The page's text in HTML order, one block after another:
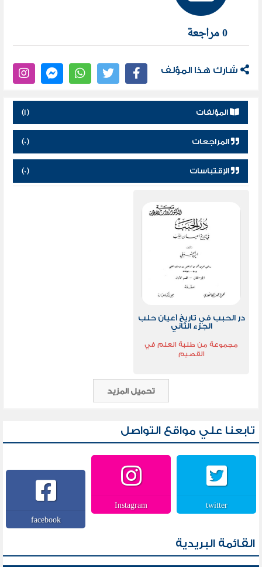
0 مراجعة
شارك هذا المؤلف
المؤلفات (1)
المراجعات (0)
الإقتباسات (0)
در الحبب في تاريخ أعيان حلب
الجزء الثاني
مجموعة من طلبة العلم في
القصيم
تحميل المزيد
تابعنا علي مواقع التواصل
twitter
Instagram
facebook
القائمة البريدية